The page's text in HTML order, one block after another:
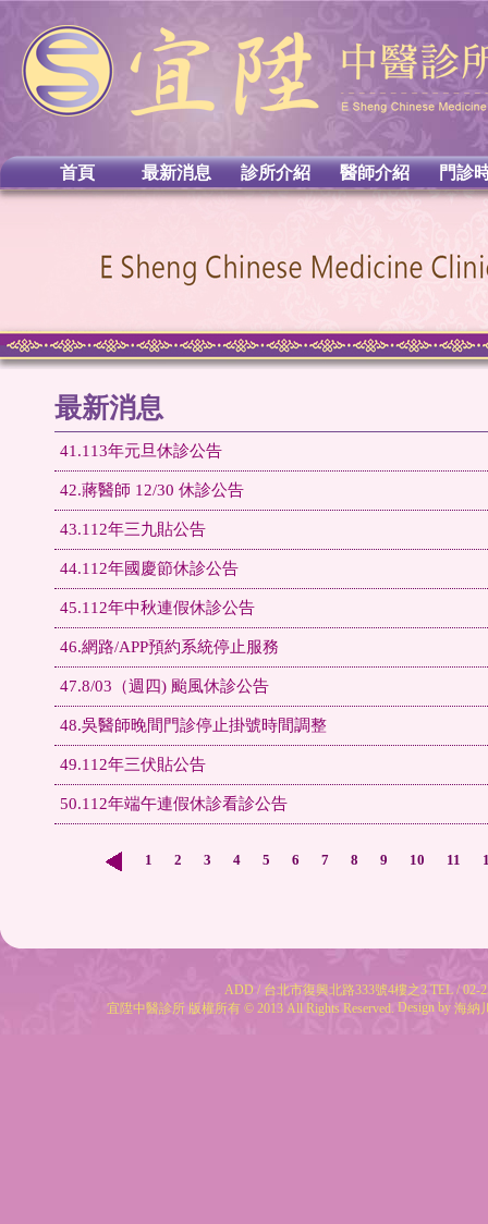
首頁 最新消息 診所介紹 醫師介紹 門診
最新消息
41.113年元旦休診公告
42.蔣醫師 12/30 休診公告
43.112年三九貼公告
44.112年國慶節休診公告
45.112年中秋連假休診公告
46.網路/APP預約系統停止服務
47.8/03（週四) 颱風休診公告
48.吳醫師晚間門診停止掛號時間調整
49.112年三伏貼公告
50.112年端午連假休診看診公告
1 2 3 4 5 6 7 8 9 10 11
ADD / 台北市復興北路333號4樓之3 TEL / 02-
宜陞中醫診所 版權所有 © 2013 All Rights Reserved. Design by 海納